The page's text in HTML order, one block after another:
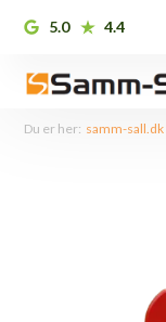
5.0 4.4
Du er her: samm-sall.dk